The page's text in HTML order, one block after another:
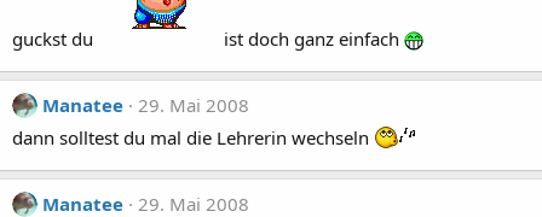
guckst du ist doch ganz einfach
Manatee
29. Mai 2008
dann solltest du mal die Lehrerin wechseln
Manatee
29. Mai 2008